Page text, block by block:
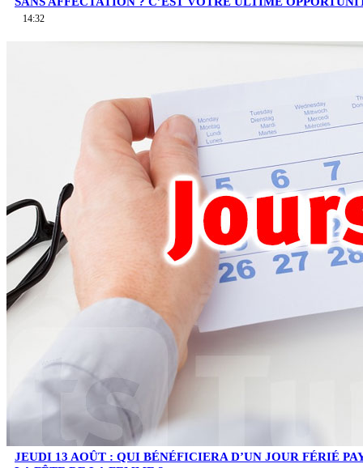
14:32
JEUDI 13 AOÛT : QUI BÉNÉFICIERA D’UN JOUR FÉRIÉ